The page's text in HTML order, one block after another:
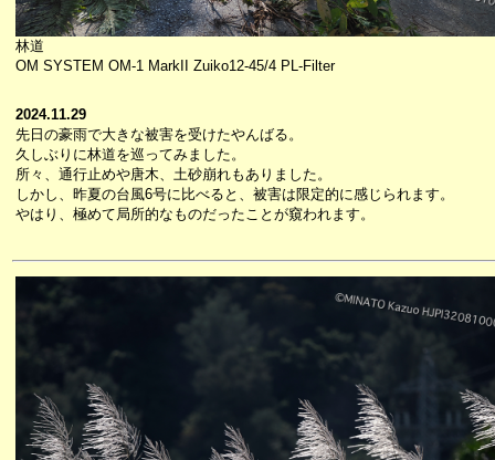
林道
OM SYSTEM OM-1 MarkII Zuiko12-45/4 PL-Filter
2024.11.29
先日の豪雨で大きな被害を受けたやんばる。
久しぶりに林道を巡ってみました。
所々、通行止めや唐木、土砂崩れもありました。
しかし、昨夏の台風6号に比べると、被害は限定的に感じられます。
やはり、極めて局所的なものだったことが窺われます。